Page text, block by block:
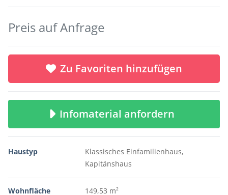
Preis auf Anfrage
Zu Favoriten hinzufügen
Infomaterial anfordern
Haustyp
Klassisches Einfamilienhaus,
Kapitänshaus
Wohnfläche 149,53 m²